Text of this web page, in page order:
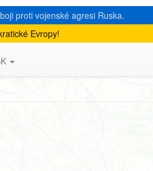
proti vojenské agresi Ruska.
Evropy!